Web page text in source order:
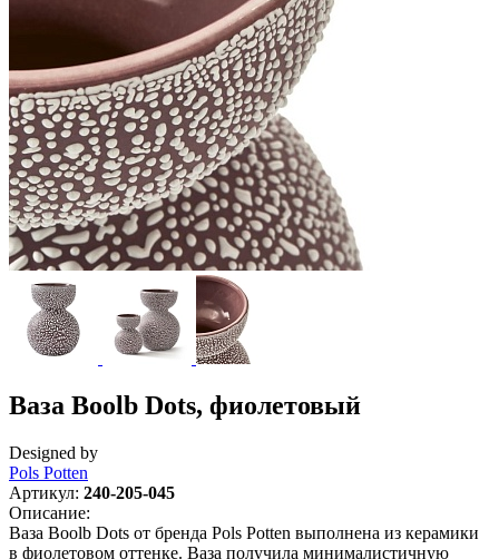
Ваза Boolb Dots, фиолетовый
Designed by
Pols Potten
Артикул: 240-205-045
Описание:
Ваза Boolb Dots от бренда Pols Potten выполнена из керамики
в фиолетовом оттенке. Ваза получила минималистичную